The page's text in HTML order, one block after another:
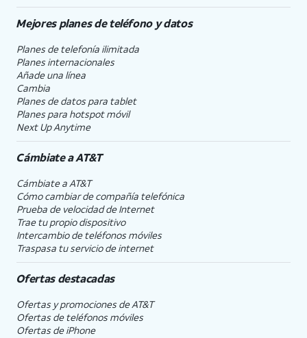
Mejores planes de teléfono y datos
Planes de telefonía ilimitada
Planes internacionales
Añade una línea
Cambia
Planes de datos para tablet
Planes para hotspot móvil
Next Up Anytime
Cámbiate aAT&T
Cámbiate a AT&T
Cómo cambiar de compañía telefónica
Prueba de velocidad de Internet
Trae tu propio dispositivo
Intercambio de teléfonos móviles
Traspasa tu servicio de internet
Ofertas destacadas
Ofertas y promociones deAT&T
Ofertas de teléfonos móviles
Ofertas deiPhone